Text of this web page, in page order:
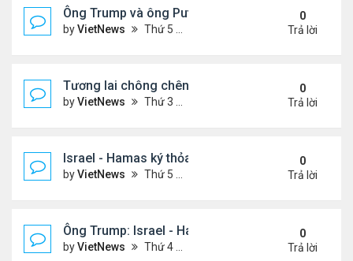
Ông Trump và ông Putin điện đàm, nhất trí gặp
byVietNews Thứ 5 Tháng 10 16, 2025 5:15 pm
0
Trả lời
Tương lai chông chênh với Dải Gaza sau lệnh
byVietNews Thứ 3 Tháng 10 14, 2025 2:41 pm
0
Trả lời
Israel - Hamas ký thỏa thuận ngừng bắn
byVietNews Thứ 5 Tháng 10 09, 2025 2:23 pm
0
Trả lời
Ông Trump: Israel - Hamas đạt thỏa thuận hòa
byVietNews Thứ 4 Tháng 10 08, 2025 5:38 pm
0
Trả lời